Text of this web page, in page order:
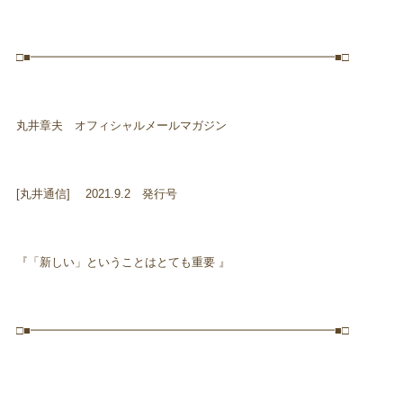
□■━━━━━━━━━━━━━━━━━━━━━━━━━━■□
丸井章夫 オフィシャルメールマガジン
[丸井通信] 2021.9.2 発行号
『「新しい」ということはとても重要 』
□■━━━━━━━━━━━━━━━━━━━━━━━━━━■□